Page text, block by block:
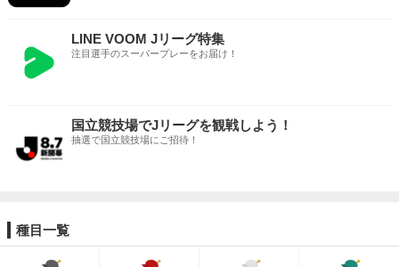
LINE VOOM Jリーグ特集
注目選手のスーパープレーをお届け！
国立競技場でJリーグを観戦しよう！
抽選で国立競技場にご招待！
種目一覧